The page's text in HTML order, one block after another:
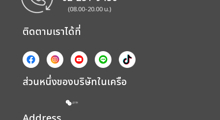
(08.00-20.00 น.)
ติดตามเราได้ที่
ส่วนหนึ่งของบริษัทในเครือ